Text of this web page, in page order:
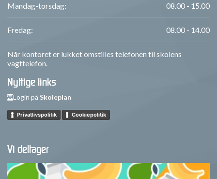
Mandag-torsdag: 08.00 - 15.00
Fredag: 08.00 - 14.00
Når kontoret er lukket omstilles telefonen til skolens
vagttelefon.
Nyttige links
Login på Skoleplan
Privatlivspolitik Cookiepolitik
Vi deltager